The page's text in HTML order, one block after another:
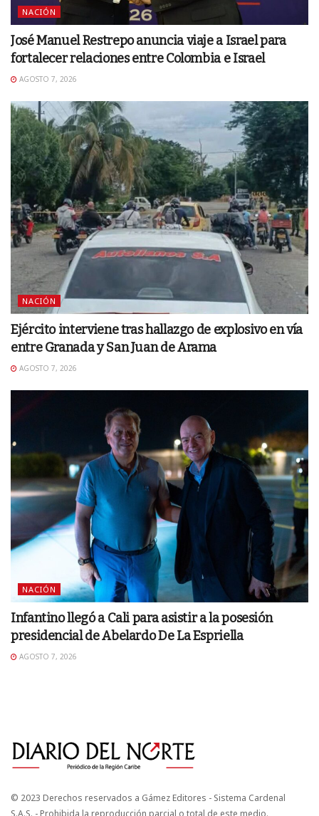
NACIÓN
José Manuel Restrepo anuncia viaje a Israel para
fortalecer relaciones entre Colombia e Israel
AGOSTO 7, 2026
NACIÓN
Ejército interviene tras hallazgo de explosivo en vía
entre Granada y San Juan de Arama
AGOSTO 7, 2026
NACIÓN
Infantino llegó a Cali para asistir a la posesión
presidencial de Abelardo De La Espriella
AGOSTO 7, 2026
© 2023 Derechos reservados a Gámez Editores - Sistema Cardenal
S.A.S. - Prohibida la reproducción parcial o total de este medio.